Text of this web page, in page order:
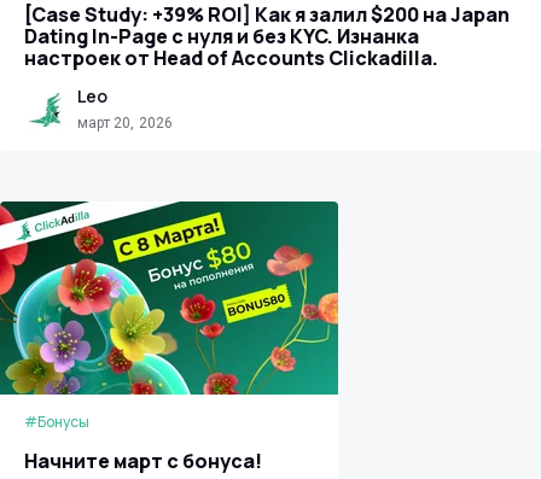
[Case Study: +39% ROI] Как я залил $200 на Japan
Dating In-Page с нуля и без KYC. Изнанка
настроек от Head of Accounts Clickadilla.
Leo
март 20, 2026
#Бонусы
Начните март с бонуса!